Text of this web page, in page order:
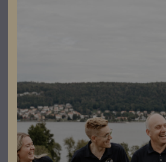
Effekt 25kW
Varumärke Solinteg
Leverantörens
artikelnummer
MHT-25K-